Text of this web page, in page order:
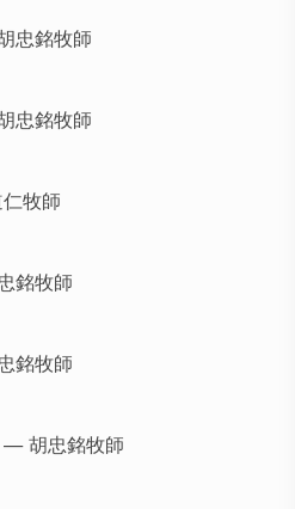
忠銘牧師
忠銘牧師
牧師
銘牧師
銘牧師
— 胡忠銘牧師